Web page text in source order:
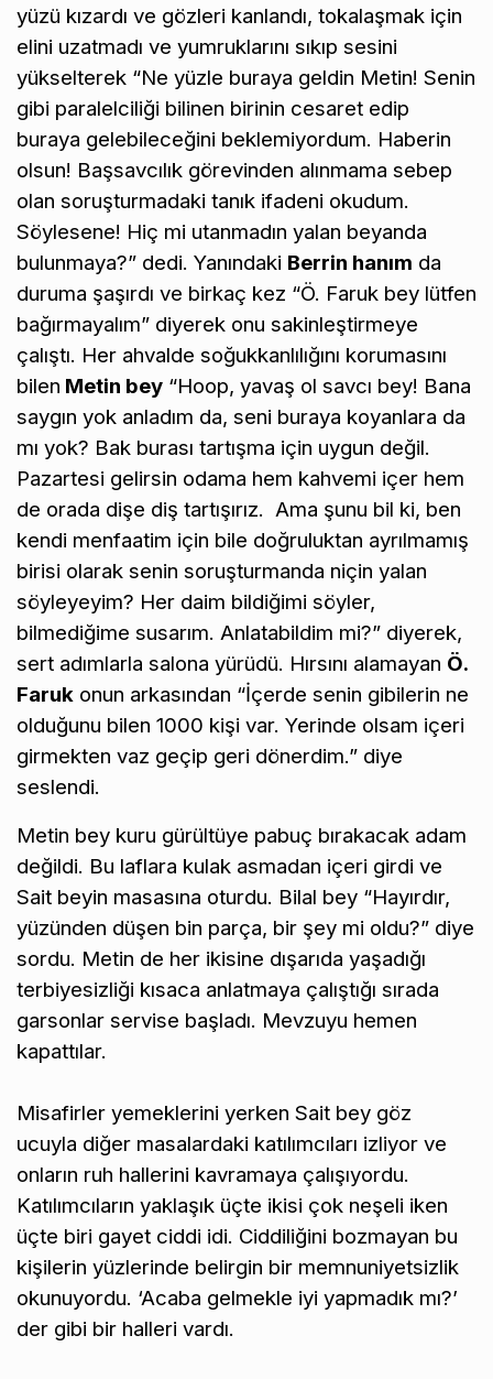
yüzü kızardı ve gözleri kanlandı, tokalaşmak için
elini uzatmadı ve yumruklarını sıkıp sesini
yükselterek “Ne yüzle buraya geldin Metin! Senin
gibi paralelciliği bilinen birinin cesaret edip
buraya gelebileceğini beklemiyordum. Haberin
olsun! Başsavcılık görevinden alınmama sebep
olan soruşturmadaki tanık ifadeni okudum.
Söylesene! Hiç mi utanmadın yalan beyanda
bulunmaya?” dedi. Yanındaki Berrin hanım da
duruma şaşırdı ve birkaç kez “Ö. Faruk bey lütfen
bağırmayalım” diyerek onu sakinleştirmeye
çalıştı. Her ahvalde soğukkanlılığını korumasını
bilen Metin bey “Hoop, yavaş ol savcı bey! Bana
saygın yok anladım da, seni buraya koyanlara da
mı yok? Bak burası tartışma için uygun değil.
Pazartesi gelirsin odama hem kahvemi içer hem
de orada dişe diş tartışırız. Ama şunu bil ki, ben
kendi menfaatim için bile doğruluktan ayrılmamış
birisi olarak senin soruşturmanda niçin yalan
söyleyeyim? Her daim bildiğimi söyler,
bilmediğime susarım. Anlatabildim mi?” diyerek,
sert adımlarla salona yürüdü. Hırsını alamayan Ö.
Faruk onun arkasından “İçerde senin gibilerin ne
olduğunu bilen 1000 kişi var. Yerinde olsam içeri
girmekten vaz geçip geri dönerdim.” diye
seslendi.
Metin bey kuru gürültüye pabuç bırakacak adam
değildi. Bu laflara kulak asmadan içeri girdi ve
Sait beyin masasına oturdu. Bilal bey “Hayırdır,
yüzünden düşen bin parça, bir şey mi oldu?” diye
sordu. Metin de her ikisine dışarıda yaşadığı
terbiyesizliği kısaca anlatmaya çalıştığı sırada
garsonlar servise başladı. Mevzuyu hemen
kapattılar.
Misafirler yemeklerini yerken Sait bey göz
ucuyla diğer masalardaki katılımcıları izliyor ve
onların ruh hallerini kavramaya çalışıyordu.
Katılımcıların yaklaşık üçte ikisi çok neşeli iken
üçte biri gayet ciddi idi. Ciddiliğini bozmayan bu
kişilerin yüzlerinde belirgin bir memnuniyetsizlik
okunuyordu. ‘Acaba gelmekle iyi yapmadık mı?’
der gibi bir halleri vardı.